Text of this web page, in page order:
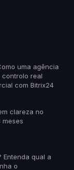
uma agência
controlo real
com Bitrix24
clareza no
meses
Entenda qual a
o